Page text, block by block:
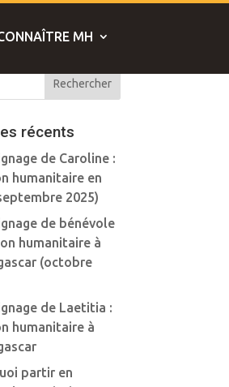
MH
récents
de Caroline :
humanitaire en
2025)
de bénévole
humanitaire à
(octobre
de Laetitia :
humanitaire à
partir en